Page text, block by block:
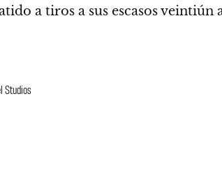
a tiros a sus escasos veintiún
Studios